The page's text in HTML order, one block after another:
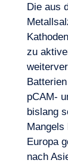
Die aus
zu
pCAM-
bislang
Mangels
Europa
nach